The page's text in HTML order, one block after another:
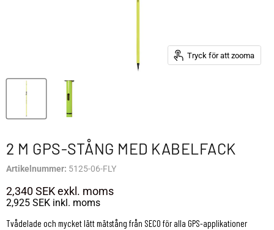
Tryck för att zooma
2 M GPS-STÅNG MED KABELFACK
Artikelnummer: 5125-06-FLY
2,340 SEKexkl. moms
2,925 SEK inkl. moms
Tvådelade och mycket lätt mätstång från SECO för alla GPS-applikationer